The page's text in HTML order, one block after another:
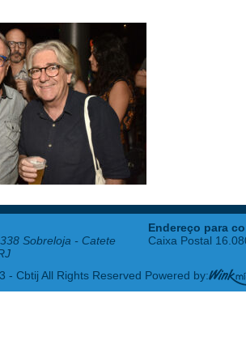
Sobreloja - Catete
Endereço para
Caixa Postal
- Cbtij All Rights Reserved Powered by: